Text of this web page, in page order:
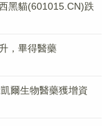
黑貓(601015.CN)跌
，畢得醫藥
爾生物醫藥獲增資